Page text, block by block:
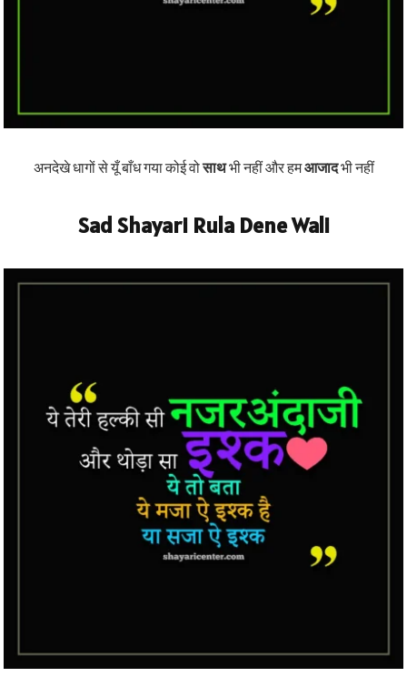
अनदेखे धागों से यूँ बाँध गया कोई वोसाथभी नहीं और हमआजादभी नहीं
Sad Shayari Rula Dene Wali